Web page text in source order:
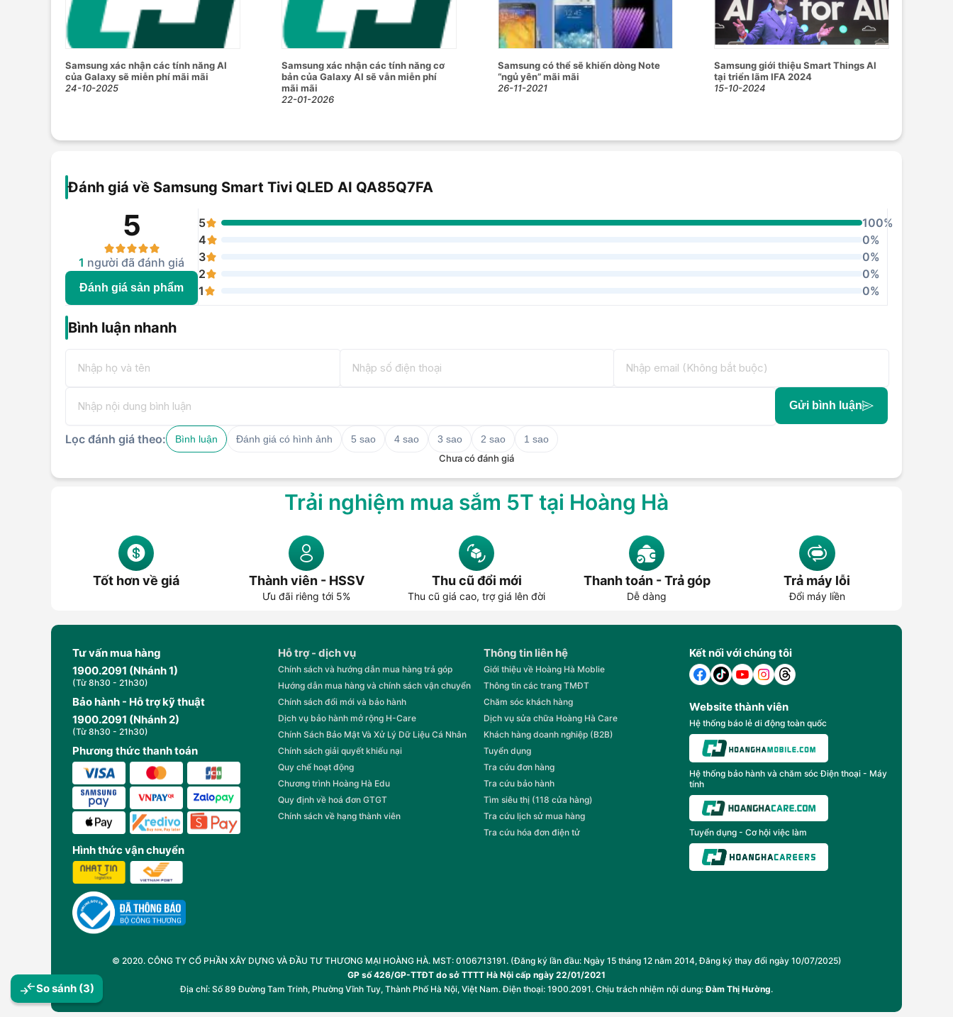
Samsung xác nhận các tính năng AI
của Galaxy sẽ miễn phí mãi mãi
24-10-2025
Samsung xác nhận các tính năng cơ
bản của Galaxy AI sẽ vẫn miễn phí
mãi mãi
22-01-2026
Samsung có thể sẽ khiến dòng Note
“ngủ yên” mãi mãi
26-11-2021
Samsung giới thiệu Smart Things AI
tại triển lãm IFA 2024
15-10-2024
So sánh (3)
Đánh giá về Samsung Smart Tivi QLED AI QA85Q7FA
5
1 người đã đánh giá
Đánh giá sản phẩm
5
100%
4
0%
3
0%
2
0%
1
0%
Bình luận nhanh
Gửi bình luận
Lọc đánh giá theo: Bình luận Đánh giá có hình ảnh 5 sao 4 sao 3 sao 2 sao
1 sao
Chưa có đánh giá
Trải nghiệm mua sắm 5T tại Hoàng Hà
Tốt hơn về giá Thành viên - HSSV
Ưu đãi riêng tới 5%
Thu cũ đổi mới
Thu cũ giá cao, trợ giá lên đời
Thanh toán - Trả góp
Dễ dàng
Trả máy lỗi
Đổi máy liền
Tư vấn mua hàng
1900.2091 (Nhánh 1)
(Từ 8h30 - 21h30)
Bảo hành - Hỗ trợ kỹ thuật
1900.2091 (Nhánh 2)
(Từ 8h30 - 21h30)
Phương thức thanh toán
Hình thức vận chuyển
Hỗ trợ - dịch vụ
Chính sách và hướng dẫn mua hàng trả góp
Hướng dẫn mua hàng và chính sách vận chuyển
Chính sách đổi mới và bảo hành
Dịch vụ bảo hành mở rộng H-Care
Chính Sách Bảo Mật Và Xử Lý Dữ Liệu Cá Nhân
Chính sách giải quyết khiếu nại
Quy chế hoạt động
Chương trình Hoàng Hà Edu
Quy định về hoá đơn GTGT
Chính sách về hạng thành viên
Thông tin liên hệ
Giới thiệu về Hoàng Hà Moblie
Thông tin các trang TMĐT
Chăm sóc khách hàng
Dịch vụ sửa chữa Hoàng Hà Care
Khách hàng doanh nghiệp (B2B)
Tuyển dụng
Tra cứu đơn hàng
Tra cứu bảo hành
Tìm siêu thị (118 cửa hàng)
Tra cứu lịch sử mua hàng
Tra cứu hóa đơn điện tử
Kết nối với chúng tôi
Website thành viên
Hệ thống báo lẻ di động toàn quốc
Hệ thống bảo hành và chăm sóc Điện thoại - Máy
tính
Tuyển dụng - Cơ hội việc làm
© 2020. CÔNG TY CỔ PHẦN XÂY DỰNG VÀ ĐẦU TƯ THƯƠNG MẠI HOÀNG HÀ. MST: 0106713191. (Đăng ký lần đầu: Ngày 15 tháng 12 năm 2014, Đăng ký thay đổi ngày 10/07/2025)
GP số 426/GP-TTĐT do sở TTTT Hà Nội cấp ngày 22/01/2021
Địa chỉ: Số 89 Đường Tam Trinh, Phường Vĩnh Tuy, Thành Phố Hà Nội, Việt Nam. Điện thoại: 1900.2091. Chịu trách nhiệm nội dung:Đàm Thị Hường.